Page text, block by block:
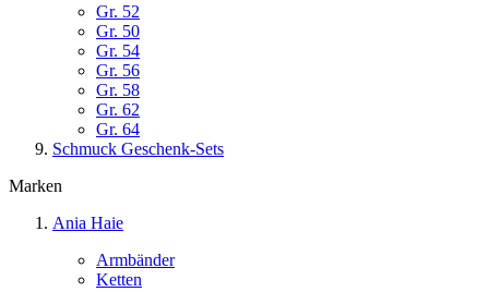
Gr. 52
Gr. 50
Gr. 54
Gr. 56
Gr. 58
Gr. 62
Gr. 64
Schmuck Geschenk-Sets
Marken
Ania Haie
Armbänder
Ketten